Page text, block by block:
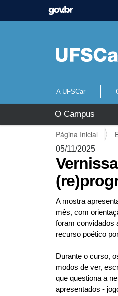
A UFSCar
v
O Campus
V
o
c
ê
e
s
á
a
q
u
:
Página Inicial
05/11/2025
A mostra
mês, com
foram convidados
recurso poético
Durante o curso,
modos de ver,
que questiona a
apresentados -